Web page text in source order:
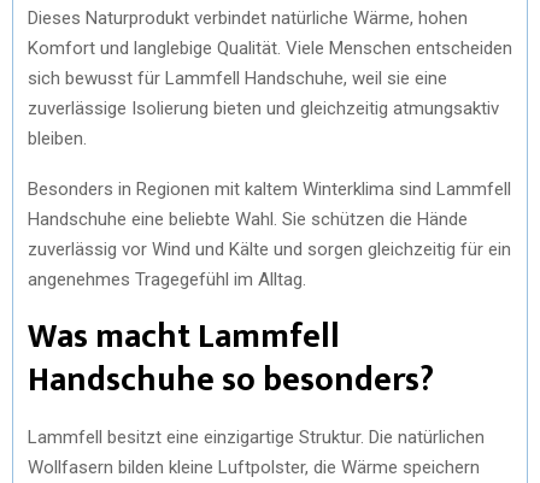
Dieses Naturprodukt verbindet natürliche Wärme, hohen
Komfort und langlebige Qualität. Viele Menschen entscheiden
sich bewusst für Lammfell Handschuhe, weil sie eine
zuverlässige Isolierung bieten und gleichzeitig atmungsaktiv
bleiben.
Besonders in Regionen mit kaltem Winterklima sind Lammfell
Handschuhe eine beliebte Wahl. Sie schützen die Hände
zuverlässig vor Wind und Kälte und sorgen gleichzeitig für ein
angenehmes Tragegefühl im Alltag.
Was macht Lammfell
Handschuhe so besonders?
Lammfell besitzt eine einzigartige Struktur. Die natürlichen
Wollfasern bilden kleine Luftpolster, die Wärme speichern